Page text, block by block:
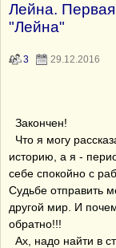
Лейна. Первая
"Лейна"
3 29.12.2016
Закончен!
Что я могу
историю, а я -
себе спокойно с
Судьбе отправить
другой мир. И
обратно!!!
Ах, надо найти в